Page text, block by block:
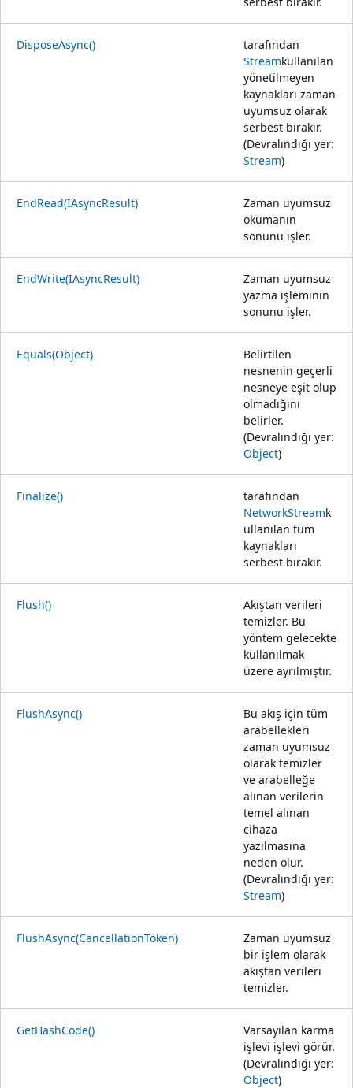
DisposeAsync()
tarafından
Streamkullanılan
yönetilmeyen
kaynakları zaman
uyumsuz olarak
serbest bırakır.
(Devralındığı yer:
Stream)
EndRead(IAsyncResult)
Zaman uyumsuz
okumanın
sonunu işler.
EndWrite(IAsyncResult)
Zaman uyumsuz
yazma işleminin
sonunu işler.
Equals(Object)
Belirtilen
nesnenin geçerli
nesneye eşit olup
olmadığını
belirler.
(Devralındığı yer:
Object)
Finalize()
tarafından
NetworkStreamk
ullanılan tüm
kaynakları
serbest bırakır.
Flush()
Akıştan verileri
temizler. Bu
yöntem gelecekte
kullanılmak
üzere ayrılmıştır.
FlushAsync()
Bu akış için tüm
arabellekleri
zaman uyumsuz
olarak temizler
ve arabelleğe
alınan verilerin
temel alınan
cihaza
yazılmasına
neden olur.
(Devralındığı yer:
Stream)
FlushAsync(CancellationToken)
Zaman uyumsuz
bir işlem olarak
akıştan verileri
temizler.
GetHashCode()
Varsayılan karma
işlevi işlevi görür.
(Devralındığı yer:
Object)